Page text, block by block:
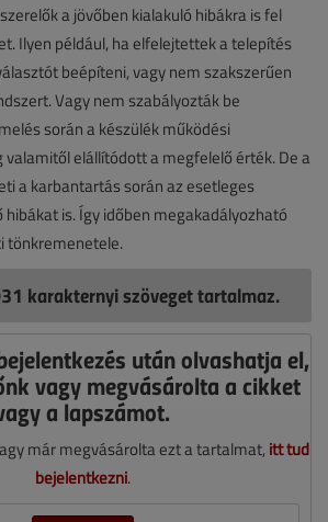
a jövőben kialakuló hibákra is fel
Ilyen például, ha elfelejtettek a telepítés
beépíteni, vagy nem szakszerűen
Vagy nem szabályozták be
során a készülék működési
elállítódott a megfelelő érték. De a
a karbantartás során az esetleges
is. Így időben megakadályozható
tönkremenetele.
karakternyi szöveget tartalmaz.
után olvashatja el,
vagy megvásárolta a cikket
a lapszámot.
már megvásárolta ezt a tartalmat, itt tud
bejelentkezni.